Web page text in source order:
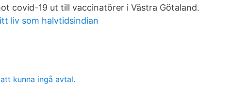
covid-19 ut till vaccinatörer i Västra Götaland.
liv som halvtidsindian
kunna ingå avtal.